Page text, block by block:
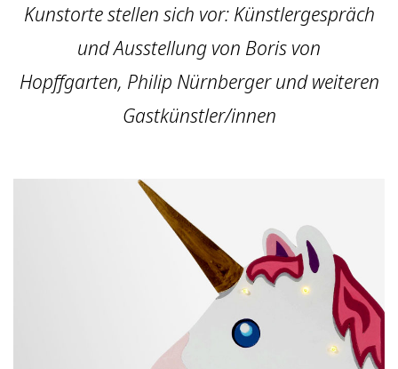
Kunstorte stellen sich vor: Künstlergespräch
und Ausstellung von Boris von
Hopffgarten, Philip Nürnberger und weiteren
Gastkünstler/innen